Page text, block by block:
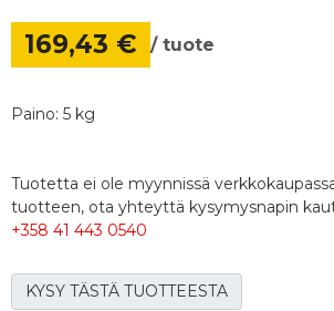
169,43 € / tuote
Paino: 5 kg
Tuotetta ei ole myynnissä
tuotteen, ota yhteyttä kysymysnapin
+358 41 443 0540
KYSY TÄSTÄ TUOTTEESTA